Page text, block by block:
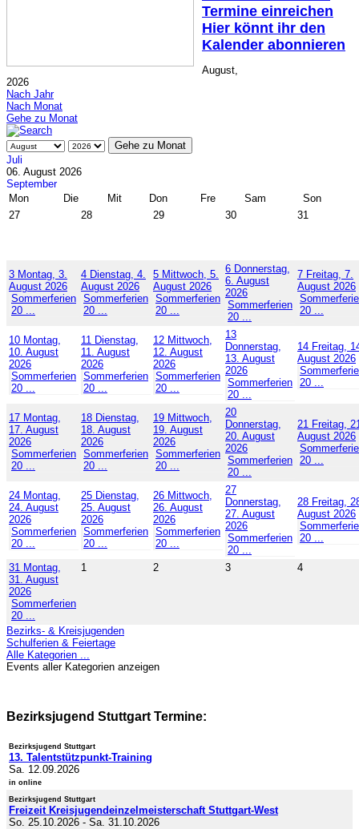
Termine einreichen
Hier könnt ihr den
Kalender abonnieren
August,
2026
Nach Jahr
Nach Monat
Gehe zu Monat
Gehe zu Monat
Juli
06. August 2026
September
Mon
Die Mit Don Fre Sam
Son
27
28 29 30 31
3 Montag, 3.
August 2026
Sommerferien
20 ...
4 Dienstag, 4.
August 2026
Sommerferien
20 ...
5 Mittwoch, 5.
August 2026
Sommerferien
20 ...
6 Donnerstag,
6. August
2026
Sommerferien
20 ...
7 Freitag, 7.
August 2026
20 ...
10 Montag,
10. August
2026
Sommerferien
20 ...
11 Dienstag,
11. August
2026
Sommerferien
20 ...
12 Mittwoch,
12. August
2026
Sommerferien
20 ...
13
Donnerstag,
13. August
2026
Sommerferien
20 ...
14 Freitag,
August 2026
20 ...
17 Montag,
17. August
2026
Sommerferien
20 ...
18 Dienstag,
18. August
2026
Sommerferien
20 ...
19 Mittwoch,
19. August
2026
Sommerferien
20 ...
20
Donnerstag,
20. August
2026
Sommerferien
20 ...
21 Freitag,
August 2026
20 ...
24 Montag,
24. August
2026
Sommerferien
20 ...
25 Dienstag,
25. August
2026
Sommerferien
20 ...
26 Mittwoch,
26. August
2026
Sommerferien
20 ...
27
Donnerstag,
27. August
2026
Sommerferien
20 ...
28 Freitag,
August 2026
20 ...
31 Montag,
31. August
2026
Sommerferien
20 ...
1 2 3 4
Bezirks- & Kreisjugenden
Schulferien & Feiertage
Alle Kategorien ...
Events aller Kategorien anzeigen
Bezirksjugend Stuttgart Termine:
Bezirksjugend Stuttgart
13. Talentstützpunkt-Training
Sa. 12.09.2026
in online
Bezirksjugend Stuttgart
Freizeit Kreisjugendeinzelmeisterschaft Stuttgart-West
So. 25.10.2026 - Sa. 31.10.2026